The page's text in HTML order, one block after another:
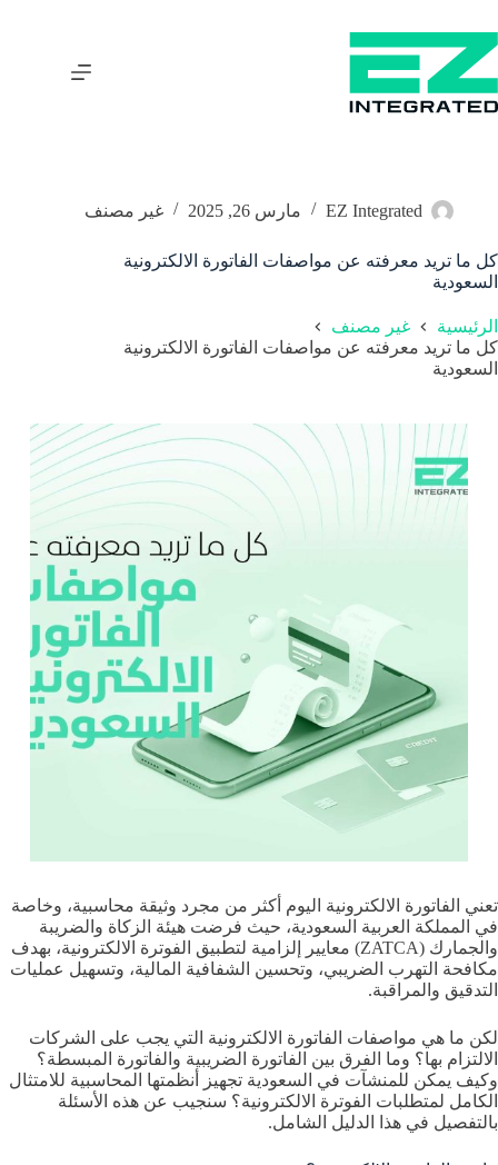
EZ Integrated مارس 26, 2025 غير مصنف
كل ما تريد معرفته عن مواصفات الفاتورة الالكترونية
السعودية
الرئيسية
غير مصنف
كل ما تريد معرفته عن مواصفات الفاتورة الالكترونية
السعودية
تعني الفاتورة الالكترونية اليوم أكثر من مجرد وثيقة محاسبية، وخاصة
في المملكة العربية السعودية، حيث فرضت هيئة الزكاة والضريبة
والجمارك (ZATCA) معايير إلزامية لتطبيق الفوترة الالكترونية، بهدف
مكافحة التهرب الضريبي، وتحسين الشفافية المالية، وتسهيل عمليات
التدقيق والمراقبة.
لكن ما هي مواصفات الفاتورة الالكترونية التي يجب على الشركات
الالتزام بها؟ وما الفرق بين الفاتورة الضريبية والفاتورة المبسطة؟
وكيف يمكن للمنشآت في السعودية تجهيز أنظمتها المحاسبية للامتثال
الكامل لمتطلبات الفوترة الالكترونية؟ سنجيب عن هذه الأسئلة
بالتفصيل في هذا الدليل الشامل.